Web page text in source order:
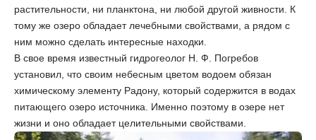
растительности, ни планктона, ни любой другой живности. К
тому же озеро обладает лечебными свойствами, а рядом с
ним можно сделать интересные находки.
В свое время известный гидрогеолог Н. Ф. Погребов
установил, что своим небесным цветом водоем обязан
химическому элементу Радону, который содержится в водах
питающего озеро источника. Именно поэтому в озере нет
жизни и оно обладает целительными свойствами.